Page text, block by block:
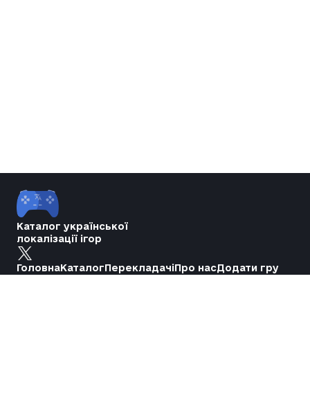
Каталог української
локалізації ігор
ГоловнаКаталогПерекладачіПро насДодати гру